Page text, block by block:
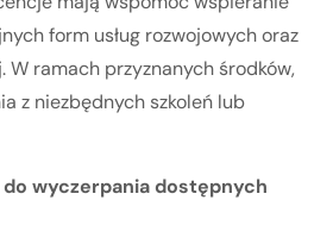
form usług rozwojowych oraz
ramach przyznanych środków,
z niezbędnych szkoleń lub
do wyczerpania dostępnych